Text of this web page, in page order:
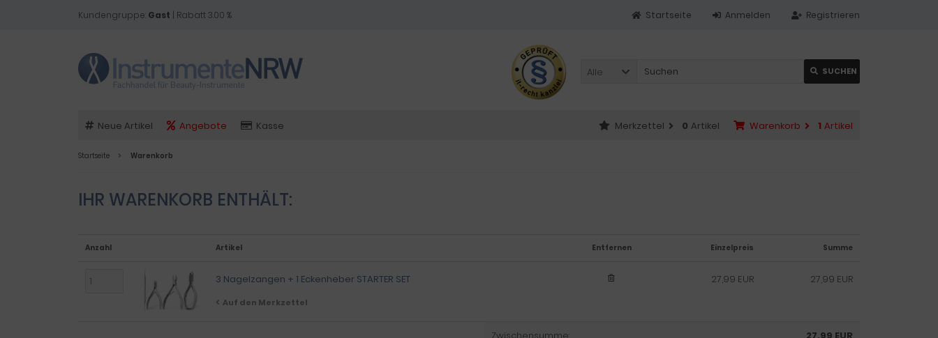
Kundengruppe: Gast | Rabatt 3.00 % Registrieren
Anmelden
Startseite
Alle SUCHEN
Neue Artikel Angebote Kasse Warenkorb 1 Artikel
Merkzettel 0 Artikel
Startseite Warenkorb
IHR WARENKORB ENTHÄLT:
Anzahl Artikel Summe
Einzelpreis
Entfernen
3 Nagelzangen + 1 Eckenheber STARTER SET
Auf den Merkzettel
27,99 EUR
27,99 EUR